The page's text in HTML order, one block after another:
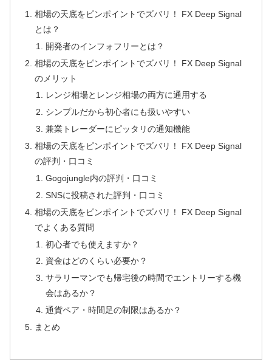
相場の天底をピンポイントでズバリ！ FX Deep Signal
とは？
開発者のインフォフリーとは？
相場の天底をピンポイントでズバリ！ FX Deep Signal
のメリット
レンジ相場とレンジ相場の両方に通用する
シンプルだから初心者にも扱いやすい
兼業トレーダーにピッタリの通知機能
相場の天底をピンポイントでズバリ！ FX Deep Signal
の評判・口コミ
Gogojungle内の評判・口コミ
SNSに投稿された評判・口コミ
相場の天底をピンポイントでズバリ！ FX Deep Signal
でよくある質問
初心者でも使えますか？
資金はどのくらい必要か？
サラリーマンでも帰宅後の時間でエントリーする機
会はあるか？
通貨ペア・時間足の制限はあるか？
まとめ